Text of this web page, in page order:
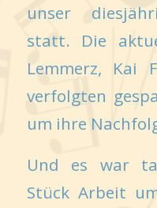
unser
statt. Die
Lemmerz,
verfolgten
um ihre
Und es war
Stück Arbeit